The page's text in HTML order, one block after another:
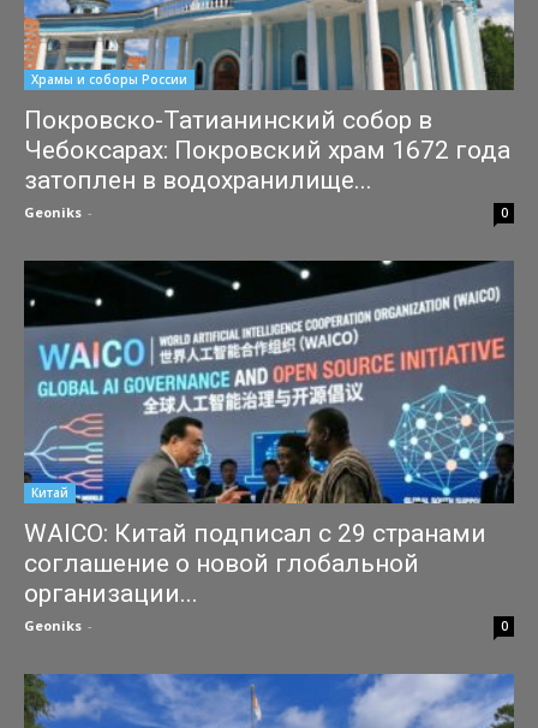
Храмы и соборы России
Покровско-Татианинский собор в
Чебоксарах: Покровский храм 1672 года
затоплен в водохранилище...
Geoniks - 0
Китай
WAICO: Китай подписал с 29 странами
соглашение о новой глобальной
организации...
Geoniks - 0